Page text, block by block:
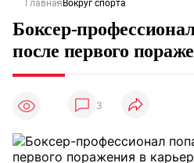
Главная Вокруг спорта
Боксер-
после первого
3